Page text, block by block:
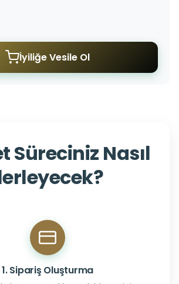
İyiliğe Vesile Ol
Süreciniz Nasıl
1. Sipariş Oluşturma